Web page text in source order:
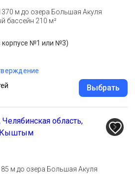
м до озера Большая Акуля
бассейн 210 м²
корпусе №1 или №3)
Выбрать
85 м до озера Большая Акуля